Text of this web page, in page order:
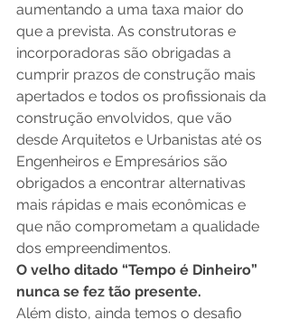
aumentando a uma taxa maior do
que a prevista. As construtoras e
incorporadoras são obrigadas a
cumprir prazos de construção mais
apertados e todos os profissionais da
construção envolvidos, que vão
desde Arquitetos e Urbanistas até os
Engenheiros e Empresários são
obrigados a encontrar alternativas
mais rápidas e mais econômicas e
que não comprometam a qualidade
dos empreendimentos.
O velho ditado “Tempo é Dinheiro”
nunca se fez tão presente.
Além disto, ainda temos o desafio